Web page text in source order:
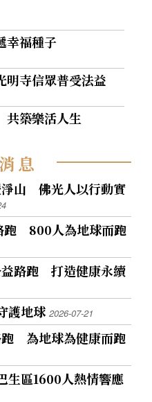
幸福種子
寺信眾普受法益
築樂活人生
消息
山 佛光人以行動實
跑 800人為地球而跑
路跑 打造健康永續
護地球2026-07-21
為地球為健康而跑
區1600人熱情響應